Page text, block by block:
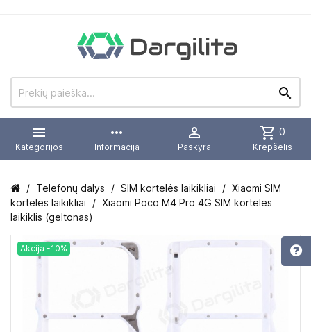


Kategorijos
more_horiz
Informacija

Paskyra
shopping_cart 0
Krepšelis
Telefonų dalys SIM kortelės laikikliai
Xiaomi SIM
kortelės laikikliai
Xiaomi Poco M4 Pro 4G SIM kortelės
laikiklis (geltonas)
Akcija -10%